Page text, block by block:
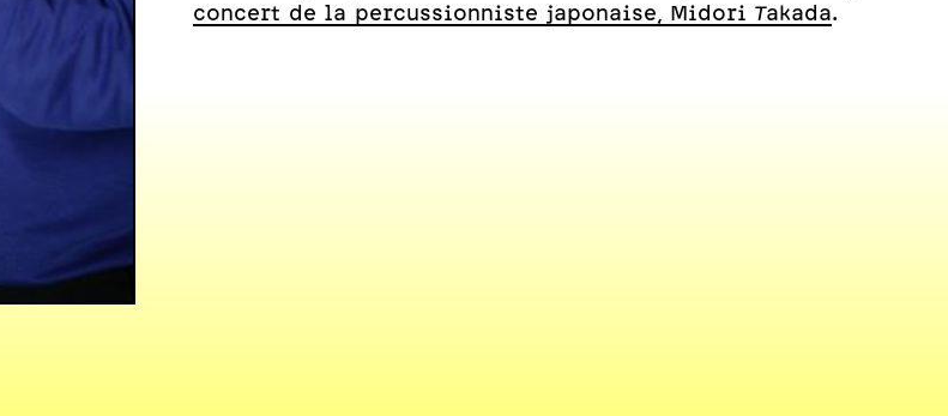
concert de la percussionniste japonaise, Midori Takada.